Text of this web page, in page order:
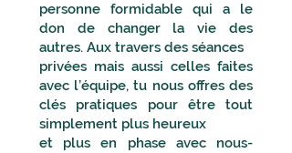
personne formidable qui a le
don de changer la vie des
autres. Aux travers des séances
privées mais aussi celles faites
avec l’équipe, tu nous offres des
clés pratiques pour être tout
simplement plus heureux
et plus en phase avec nous-